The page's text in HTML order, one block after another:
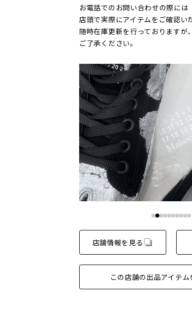
お電話でのお問い合わせの際には
店頭で実際にアイテムをご確認い
随時在庫更新を行っております
ご了承ください。
店舗情報を見る
この店舗の出品アイテム